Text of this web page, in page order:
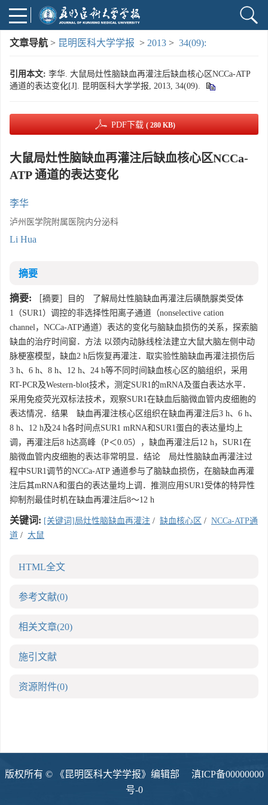
文章导航 > 昆明医科大学学报 > 2013 > 34(09):
引用本文: 李华. 大鼠局灶性脑缺血再灌注后缺血核心区NCCa-ATP
通道的表达变化[J]. 昆明医科大学学报, 2013, 34(09).
PDF下载 ( 280 KB)
大鼠局灶性脑缺血再灌注后缺血核心区NCCa-
ATP 通道的表达变化
李华
泸州医学院附属医院内分泌科
Li Hua
摘要
摘要: ［摘要］目的 了解局灶性脑缺血再灌注后磺酰脲类受体
1（SUR1）调控的非选择性阳离子通道（nonselective cation
channel，NCCa-ATP通道）表达的变化与脑缺血损伤的关系，探索脑
缺血的治疗时间窗．方法 以颈内动脉线栓法建立大鼠大脑左侧中动
脉梗塞模型，缺血2 h后恢复再灌注．取实验性脑缺血再灌注损伤后
3 h、6 h、8 h、12 h、24 h等不同时间缺血核心区的脑组织，采用
RT-PCR及Western-blot技术，测定SUR1的mRNA及蛋白表达水平．
采用免疫荧光双标法技术，观察SUR1在缺血后脑微血管内皮细胞的
表达情况．结果 缺血再灌注核心区组织在缺血再灌注后3 h、6 h、
8 h、12 h及24 h各时间点SUR1 mRNA和SUR1蛋白的表达量均上
调，再灌注后8 h达高峰（P＜0.05），缺血再灌注后12 h，SUR1在
脑微血管内皮细胞的表达非常明显．结论 局灶性脑缺血再灌注过
程中SUR1调节的NCCa-ATP 通道参与了脑缺血损伤，在脑缺血再灌
注后其mRNA和蛋白的表达量均上调．推测应用SUR1受体的特异性
抑制剂最佳时机在缺血再灌注后8～12 h
关键词: [关键词]局灶性脑缺血再灌注 / 缺血核心区 / NCCa-ATP通
道 / 大鼠
HTML全文
参考文献(0)
相关文章(20)
施引文献
资源附件(0)
版权所有 © 《昆明医科大学学报》编辑部 滇ICP备00000000
号-0